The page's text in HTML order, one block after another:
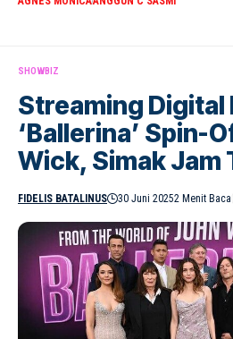
SHOWBIZ
Streaming Digital
‘Ballerina’ Spin-
Wick, Simak Jam
FIDELIS BATALINUS 30 Juni 20252 Menit Baca